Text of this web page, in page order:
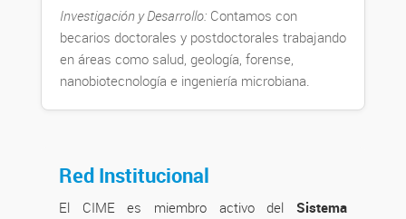
Investigación y Desarrollo: Contamos con
becarios doctorales y postdoctorales trabajando
en áreas como salud, geología, forense,
nanobiotecnología e ingeniería microbiana.
Red Institucional
El CIME es miembro activo del Sistema